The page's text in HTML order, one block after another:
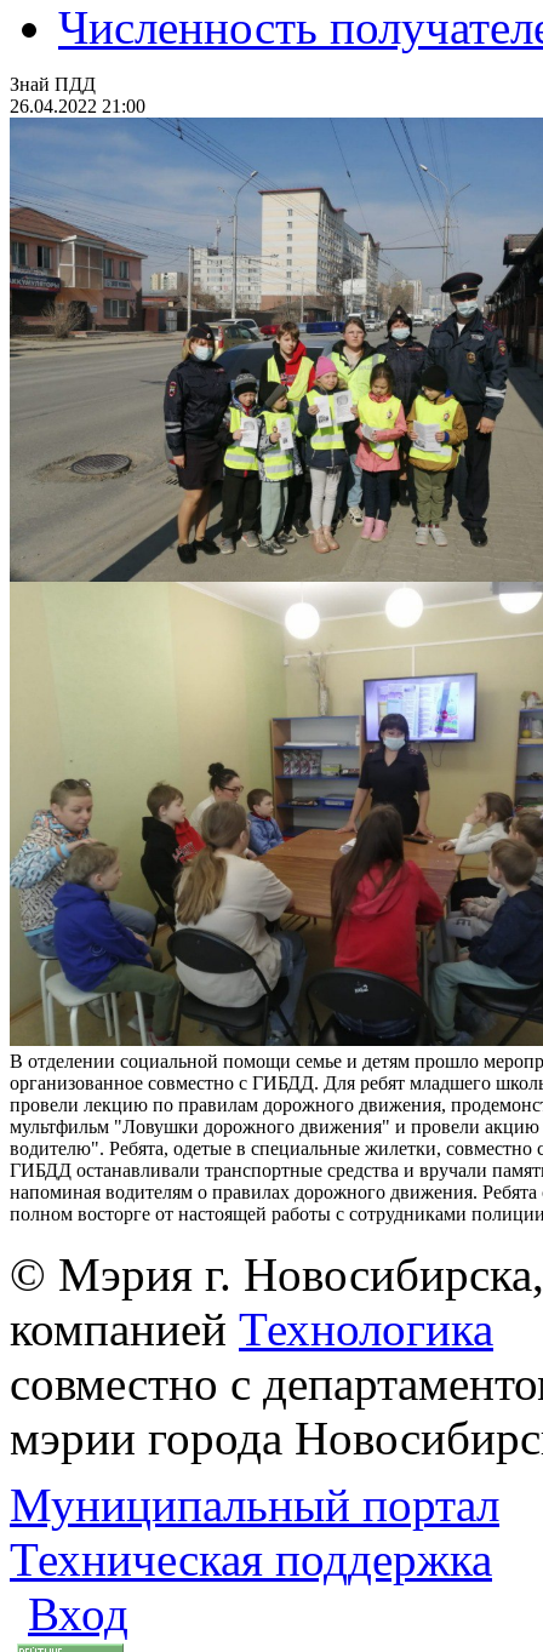
Численность
Знай ПДД
26.04.2022 21:00
В отделении социальной помощи семье и детям прошло
организованное совместно с ГИБДД. Для ребят младшего
провели лекцию по правилам дорожного движения,
мультфильм "Ловушки дорожного движения" и провели
водителю". Ребята, одетые в специальные жилетки, совместно
ГИБДД останавливали транспортные средства и вручали
напоминая водителям о правилах дорожного движения. Ребята
полном восторге от настоящей работы с сотрудниками
© Мэрия г.
компанией Технологика
совместно с
мэрии города
Муниципальный портал
Техническая поддержка
Вход